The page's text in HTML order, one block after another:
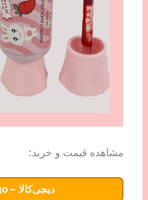
مشاهده قیمت و خرید:
دیجی‌کالا – mango